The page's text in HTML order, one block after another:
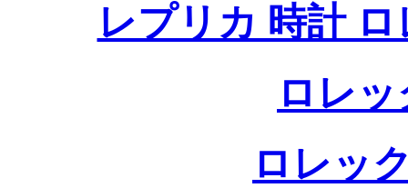
レプリカ 時計
ロレ
ロレッ